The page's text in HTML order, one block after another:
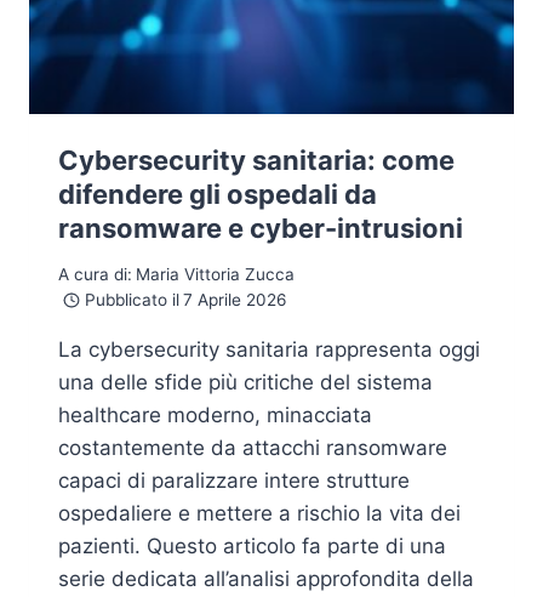
Cybersecurity sanitaria: come
difendere gli ospedali da
ransomware e cyber-intrusioni
A cura di: Maria Vittoria Zucca
Pubblicato il 7 Aprile 2026
La cybersecurity sanitaria rappresenta oggi
una delle sfide più critiche del sistema
healthcare moderno, minacciata
costantemente da attacchi ransomware
capaci di paralizzare intere strutture
ospedaliere e mettere a rischio la vita dei
pazienti. Questo articolo fa parte di una
serie dedicata all’analisi approfondita della